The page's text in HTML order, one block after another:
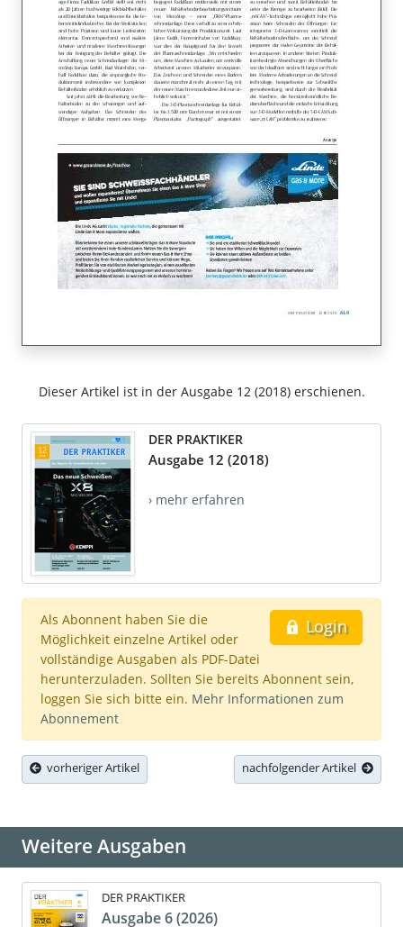
Dieser Artikel ist in der Ausgabe 12 (2018) erschienen.
DER PRAKTIKER
Ausgabe 12 (2018)
› mehr erfahren
Login
Als Abonnent haben Sie die
Möglichkeit einzelne Artikel oder
vollständige Ausgaben als PDF-Datei
herunterzuladen. Sollten Sie bereits Abonnent sein,
loggen Sie sich bitte ein. Mehr Informationen zum
Abonnement
vorheriger Artikel nachfolgender Artikel
Weitere Ausgaben
DER PRAKTIKER
Ausgabe 6 (2026)